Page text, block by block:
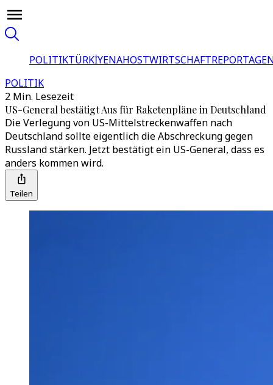
POLITIKTÜRKİYENAHOSTWIRTSCHAFT
POLITIK
2 Min. Lesezeit
US-General bestätigt Aus für Raketenpläne in Deutschland
Die Verlegung von US-Mittelstreckenwaffen nach
Deutschland sollte eigentlich die Abschreckung gegen
Russland stärken. Jetzt bestätigt ein US-General, dass es
anders kommen wird.
Teilen